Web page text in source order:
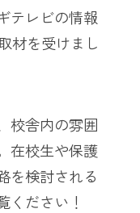
テレビの情報
材を受けまし
校舎内の雰囲
在校生や保護
を検討される
ください！